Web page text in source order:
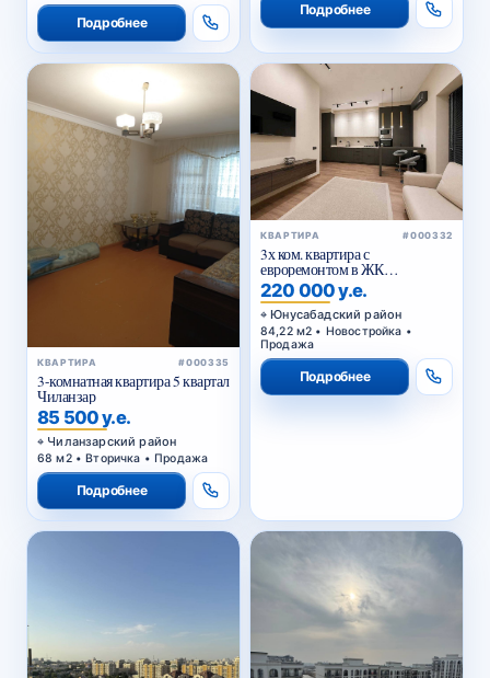
Подробнее
Подробнее
КВАРТИРА #000335
3-комнатная квартира 5 квартал
Чиланзар
85 500 у.е.
Чиланзарский район
68 м2 • Вторичка • Продажа
Подробнее
КВАРТИРА #000332
3х ком. квартира с
евроремонтом в ЖК
«Казахстан»
220 000 у.е.
Юнусабадский район
84,22 м2 • Новостройка •
Продажа
Подробнее